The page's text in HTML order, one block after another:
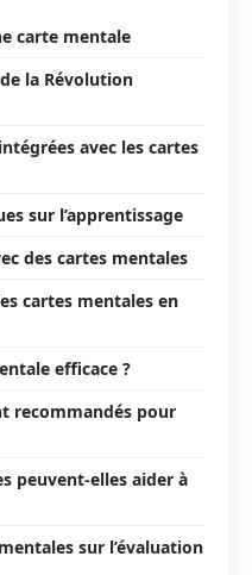
carte mentale
la Révolution
avec les cartes
sur l’apprentissage
des cartes mentales
cartes mentales en
efficace ?
recommandés pour
peuvent-elles aider à
sur l’évaluation